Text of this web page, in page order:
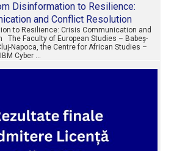
Disinformation to Resilience:
and Conflict Resolution
to Resilience: Crisis Communication and
The Faculty of European Studies – Babeș-
Napoca, the Centre for African Studies –
Cyber …